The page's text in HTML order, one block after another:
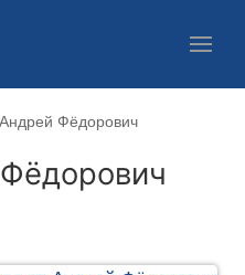
Андрей Фёдорович